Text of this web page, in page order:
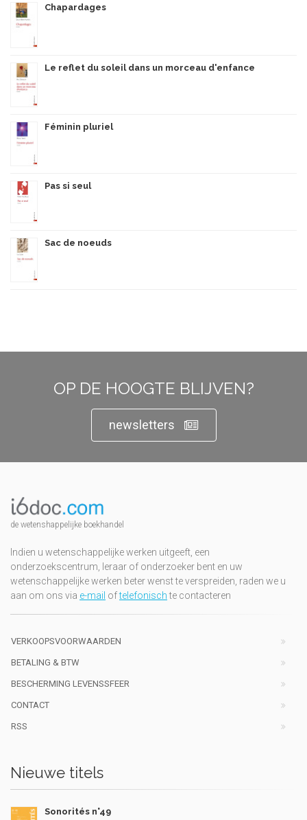
Chapardages
Le reflet du soleil dans un morceau d'enfance
Féminin pluriel
Pas si seul
Sac de noeuds
OP DE HOOGTE BLIJVEN?
newsletters
de wetenshappelijke boekhandel
Indien u wetenschappelijke werken uitgeeft, een
onderzoekscentrum, leraar of onderzoeker bent en uw
wetenschappelijke werken beter wenst te verspreiden, raden we u
aan om ons via e-mail oftelefonischte contacteren
VERKOOPSVOORWAARDEN
BETALING & BTW
BESCHERMING LEVENSSFEER
CONTACT
RSS
Nieuwe titels
Sonorités n°49